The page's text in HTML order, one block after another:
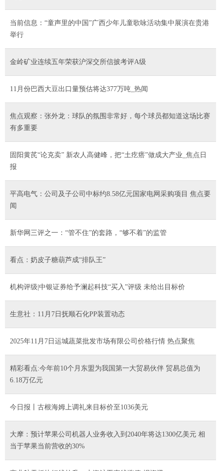
当前信息：“童声里的中国”广西少年儿童歌咏活动集中展演在贵港
举行
金岭矿业连续五年荣获沪深交所信披考评A级
11月份巴西大豆出口量预估将达377万吨_热闻
焦点观察：张外龙：球队的氛围非常好，每个球员都知道这场比赛
有多重要
固阳黄芪“论克卖” 新农人高健峰，把“土疙瘩”做成大产业_焦点日
报
平高电气：公司及子公司中标约8.58亿元国家电网采购项目 焦点要
闻
新华网三评之一：“管不住”的套路，“够不着”的监管
看点：奶皮子糖葫芦成“排队王”
机构评级|中银证券给予澜起科技“买入”评级 未给出目标价
生意社：11月7日抚顺石化PP装置动态
2025年11月7日运城蔬菜批发市场有限公司价格行情 热点聚焦
精彩看点:今年前10个月东盟为我国第一大贸易伙伴 贸易总值为
6.18万亿元
今日报丨古根海姆上调礼来目标价至1036美元
大摩：预计苹果公司机器人业务收入到2040年将达1300亿美元 相
当于苹果当前营收的30%